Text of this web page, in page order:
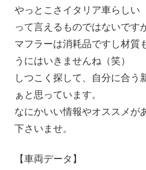
やっとこさイタリア車らしい
って言えるものではないです
マフラーは消耗品ですし材質
うにはいきませんね（笑）
しつこく探して、自分に合う
ぁと思っています。
なにかいい情報やオススメが
下さいませ。
【車両データ】